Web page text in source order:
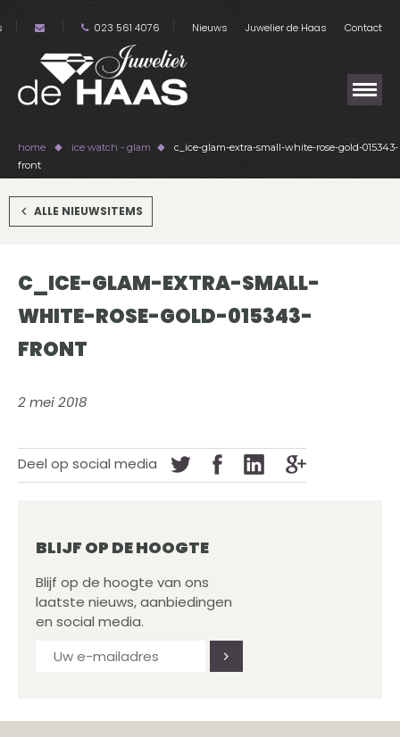
023 561 4076 Nieuws Juwelier de Haas Contact
home ice watch - glam
c_ice-glam-extra-small-white-rose-gold-015343-
front
ALLE NIEUWSITEMS
C_ICE-GLAM-EXTRA-SMALL-
WHITE-ROSE-GOLD-015343-
FRONT
2 mei 2018
Deel op social media
BLIJF OP DE HOOGTE
Blijf op de hoogte van ons
laatste nieuws, aanbiedingen
en social media.